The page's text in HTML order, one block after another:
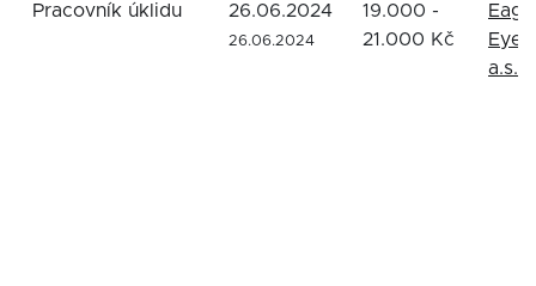
Pracovník úklidu 26.06.2024
26.06.2024
19.000 -
21.000 Kč
Eyes
a.s.